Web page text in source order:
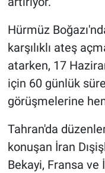
Hürmüz
karşılıklı ateş
atarken, 17
için 60 günlük
görüşmelerine
Tahran'da
konuşan İran
Bekayi, Fransa